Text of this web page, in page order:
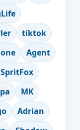
tiktok
Agent
SpritFox
MK
Adrian